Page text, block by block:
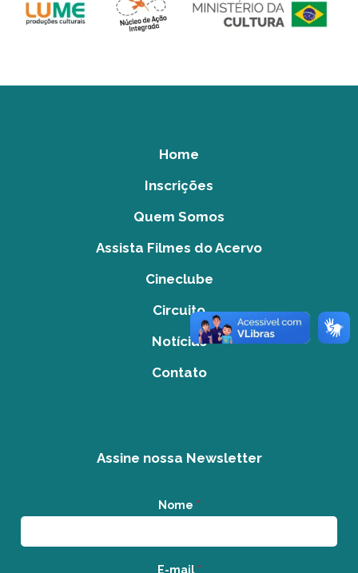
Home
Inscrições
Quem Somos
Assista Filmes do Acervo
Cineclube
Circuito
Notícias
Contato
Assine nossa Newsletter
Nome *
E-mail *